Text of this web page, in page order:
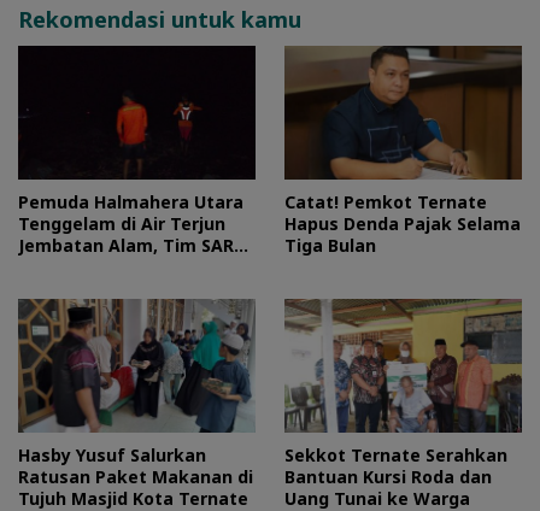
Rekomendasi untuk kamu
Pemuda Halmahera Utara
Tenggelam di Air Terjun
Jembatan Alam, Tim SAR
Catat! Pemkot Ternate
Hapus Denda Pajak Selama
Tiga Bulan
Hasby Yusuf Salurkan
Ratusan Paket Makanan di
Tujuh Masjid Kota Ternate
Sekkot Ternate Serahkan
Bantuan Kursi Roda dan
Uang Tunai ke Warga